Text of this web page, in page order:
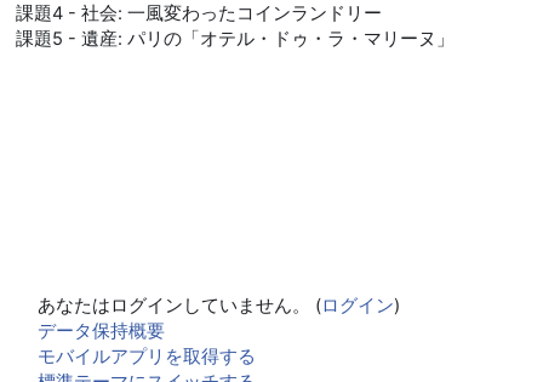
課題4 - 社会: 一風変わったコインランドリー
課題5 - 遺産: パリの「オテル・ドゥ・ラ・マリーヌ」
あなたはログインしていません。 (ログイン)
データ保持概要
モバイルアプリを取得する